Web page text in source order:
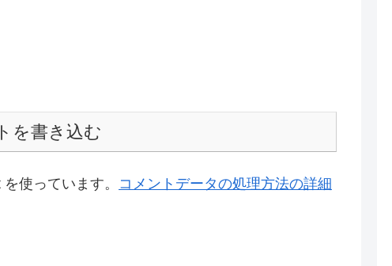
を書き込む
使っています。 コメントデータの処理方法の詳細